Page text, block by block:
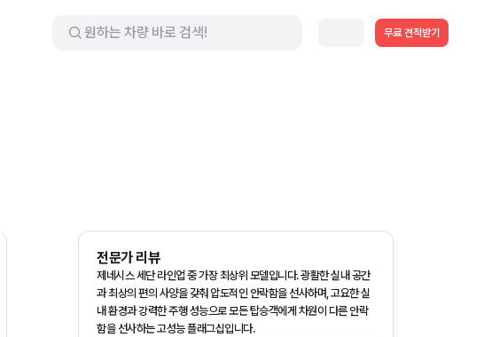
무료 견적받기
전문가 리뷰
제네시스 세단 라인업 중 가장 최상위 모델입니다. 광활한 실내 공간
과 최상의 편의 사양을 갖춰 압도적인 안락함을 선사하며, 고요한 실
내 환경과 강력한 주행 성능으로 모든 탑승객에게 차원이 다른 안락
함을 선사하는 고성능 플래그십입니다.